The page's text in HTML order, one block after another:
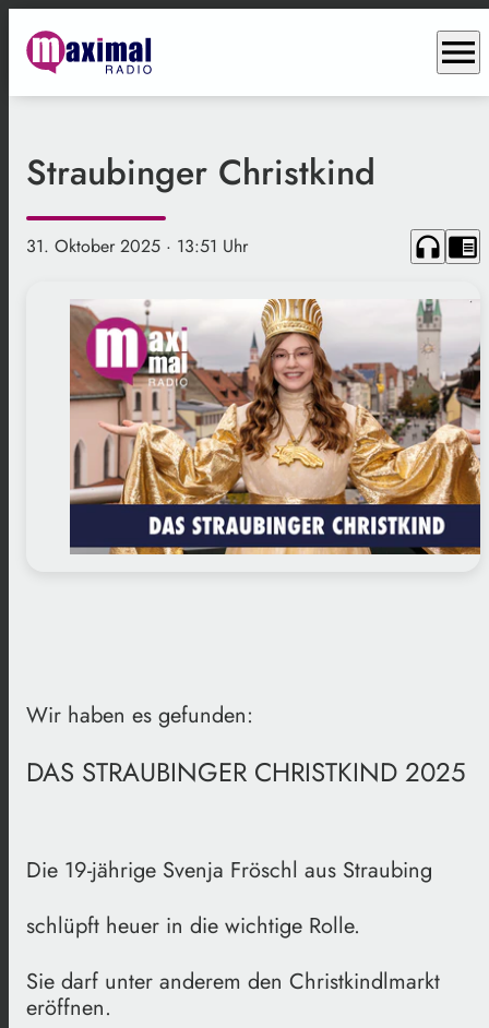
menu
Straubinger Christkind
31. Oktober 2025 · 13:51 Uhr headphones chrome_reader_mode
.
Wir haben es gefunden:
DAS STRAUBINGER CHRISTKIND 2025
Die 19-jährige Svenja Fröschl aus Straubing
schlüpft heuer in die wichtige Rolle.
Sie darf unter anderem den Christkindlmarkt
eröffnen.